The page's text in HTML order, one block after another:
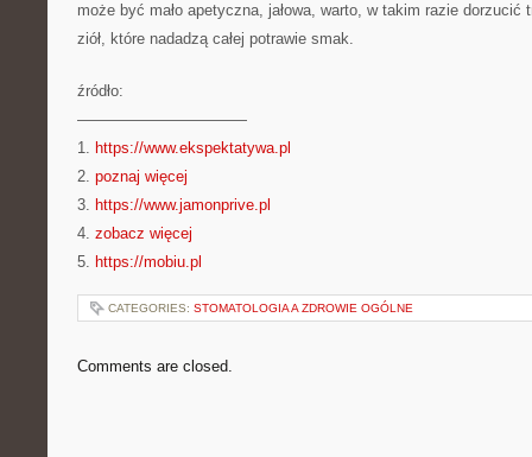
może być mało apetyczna, jałowa, warto, w takim razie
ziół, które nadadzą całej potrawie smak.
źródło:
———————————
1. https://www.ekspektatywa.pl
2. poznaj więcej
3. https://www.jamonprive.pl
4. zobacz więcej
5. https://mobiu.pl
CATEGORIES: STOMATOLOGIA A ZDROWIE OGÓLNE
Comments are closed.